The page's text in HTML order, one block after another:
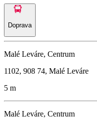
Doprava
Malé Leváre, Centrum
1102, 908 74, Malé Leváre
5 m
Malé Leváre, Centrum